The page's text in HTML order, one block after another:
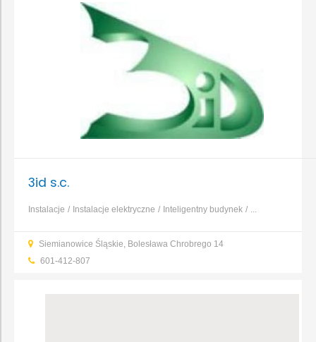
3id s.c.
Instalacje Instalacje elektryczne Inteligentny budynek ...
Siemianowice Śląskie, Bolesława Chrobrego 14
601-412-807